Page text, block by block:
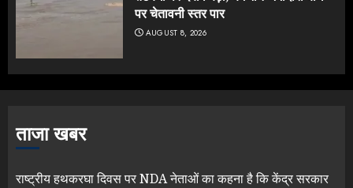
पर चेतावनी स्तर पार
AUGUST 8, 2026
ताजा खबर
राष्ट्रीय हथकरघा दिवस पर NDA नेताओं का कहना है कि केंद्र सरकार